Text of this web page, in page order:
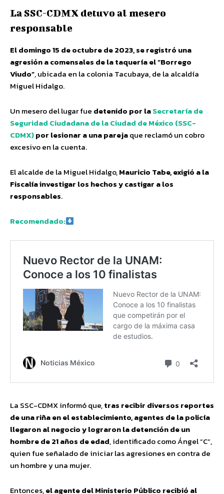
La SSC-CDMX detuvo al mesero
responsable
El domingo 15 de octubre de 2023, se registró una
agresión a comensales de la taquería el “Borrego
Viudo”, ubicada en la colonia Tacubaya, de la alcaldía
Miguel Hidalgo.
Un mesero del lugar fue detenido por laSecretaría de
Seguridad Ciudadana de la Ciudad de México (SSC-
CDMX)por lesionar a una parejaque reclamó un cobro
excesivo en la cuenta.
El alcalde de la Miguel Hidalgo,Mauricio Tabe, exigió a la
Fiscalía investigar los hechos y castigar a los
responsables.
Recomendado:
La SSC-CDMX informó que,tras recibir diversos reportes
de una riña en el establecimiento, agentes de la policía
llegaron al negocio y lograron la detención de un
hombre de 21 años de edad, identificado como Ángel “C”,
quien fue señalado de iniciar las agresiones en contra de
un hombre y una mujer.
Entonces,el agente del Ministerio Público recibió al